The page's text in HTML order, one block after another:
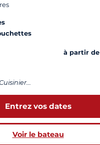
à partir de
Entrez vos dates
Voir le bateau